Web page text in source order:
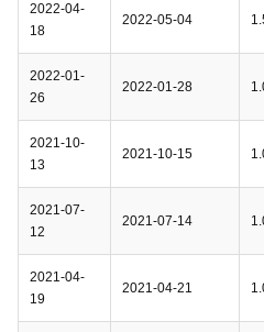
2022-04-
18
2022-05-04
2022-01-
26
2022-01-28
2021-10-
13
2021-10-15
2021-07-
12
2021-07-14
2021-04-
19
2021-04-21